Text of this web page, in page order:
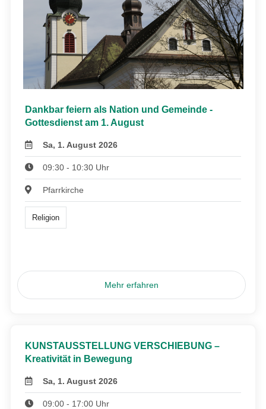
Dankbar feiern als Nation und Gemeinde -
Gottesdienst am 1. August
Sa, 1. August 2026
09:30 - 10:30 Uhr
Pfarrkirche
Religion
Mehr erfahren
KUNSTAUSSTELLUNG VERSCHIEBUNG –
Kreativität in Bewegung
Sa, 1. August 2026
09:00 - 17:00 Uhr